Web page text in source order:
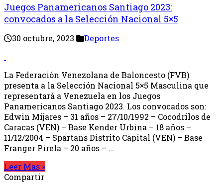
Juegos Panamericanos Santiago 2023:
convocados a la Selección Nacional 5×5
30 octubre, 2023 Deportes
La Federación Venezolana de Baloncesto (FVB)
presenta a la Selección Nacional 5×5 Masculina que
representará a Venezuela en los Juegos
Panamericanos Santiago 2023. Los convocados son:
Edwin Mijares – 31 años – 27/10/1992 – Cocodrilos de
Caracas (VEN) – Base Kender Urbina – 18 años –
11/12/2004 – Spartans Distrito Capital (VEN) – Base
Franger Pirela – 20 años – …
Leer Mas »
Compartir